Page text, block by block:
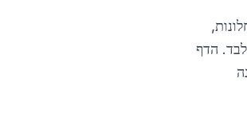
(חלונות,
בעוד אלומיניום מעורב לא ממוין מקבל 0.80-1.10 ש״ח בלבד. הדף